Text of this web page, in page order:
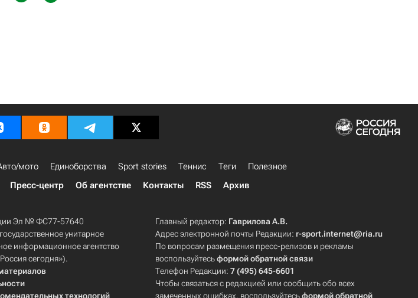
мото Единоборства Sport stories Теннис Теги
Полезное
Пресс-центр Об агентстве Контакты RSS Архив
Эл № ФС77-57640
унитарное
информационное агентство
сегодня»).
технологий
Главный редактор: Гаврилова А.В.
Адрес электронной почты Редакции: r-sport.internet@ria.ru
По вопросам размещения пресс-релизов и рекламы
воспользуйтесьформой обратной связи
Телефон Редакции:7 (495) 645-6601
Чтобы связаться с редакцией или сообщить обо всех
замеченных ошибках, воспользуйтесьформой обратной